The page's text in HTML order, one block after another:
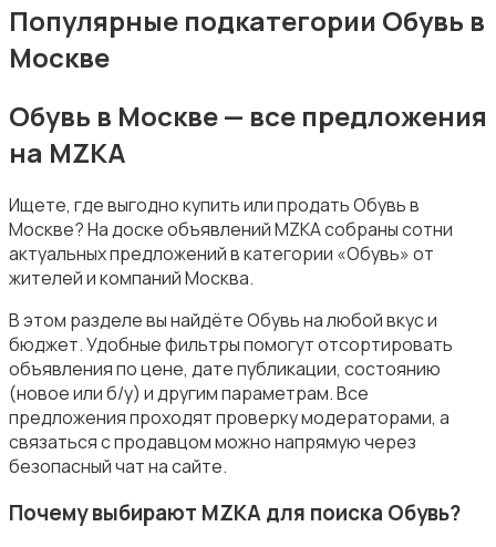
Комбинезоны
Купальники
Нижнее белье
Популярные подкатегории Обувь в
Москве
Обувь в Москве — все предложения
на MZKA
Ищете, где выгодно купить или продать Обувь в
Москве? На доске объявлений MZKA собраны сотни
актуальных предложений в категории «Обувь» от
жителей и компаний Москва.
В этом разделе вы найдёте Обувь на любой вкус и
бюджет. Удобные фильтры помогут отсортировать
объявления по цене, дате публикации, состоянию
(новое или б/у) и другим параметрам. Все
предложения проходят проверку модераторами, а
связаться с продавцом можно напрямую через
безопасный чат на сайте.
Почему выбирают MZKA для поиска Обувь?